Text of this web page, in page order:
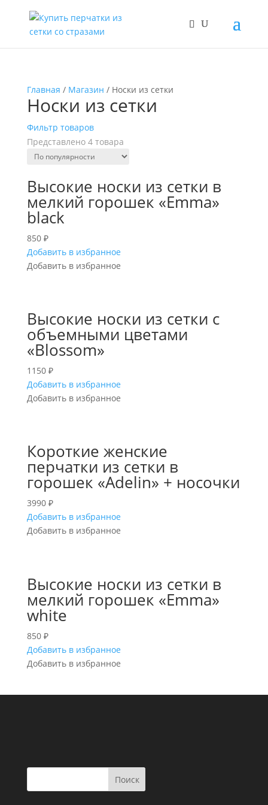
Главная / Магазин / Носки из сетки
Носки из сетки
Фильтр товаров
Метки товаров
Бордовый Вамп(3)
Жемчужно-белый (16)
Кремовый Шампань
Лазурный(1)
Огненно-красный
Хрустальный(1)
Черный Fumo(14)
Представлено 4 товара
Высокие носки из сетки в
мелкий горошек «Emma»
black
850 ₽
Добавить в избранное
Добавить в избранное
Высокие носки из сетки с
объемными цветами
«Blossom»
1150 ₽
Добавить в избранное
Добавить в избранное
Короткие женские
перчатки из сетки в
горошек «Adelin» + носочки
3990 ₽
Добавить в избранное
Добавить в избранное
Высокие носки из сетки в
мелкий горошек «Emma»
white
850 ₽
Добавить в избранное
Добавить в избранное
Поиск